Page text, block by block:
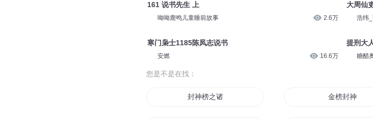
161 说书先生 上
呦呦鹿鸣儿童睡前故事 2.6万
寒门枭士1185陈凤志说书
安燃 16.6万
大周仙
浩纬
提刑大
糖醋
您是不是在找：
封神榜之诸神再封 金榜封神